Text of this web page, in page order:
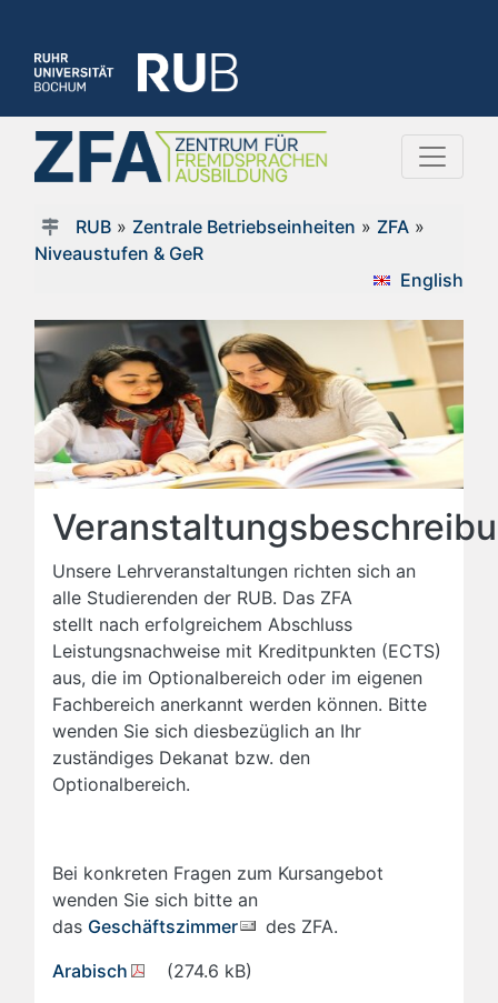
RUB» Zentrale Betriebseinheiten » ZFA»
Niveaustufen & GeR
English
Unsere Lehrveranstaltungen richten sich an
alle Studierenden der RUB. Das ZFA
stellt nach erfolgreichem Abschluss
Leistungsnachweise mit Kreditpunkten (ECTS)
aus, die im Optionalbereich oder im eigenen
Fachbereich anerkannt werden können. Bitte
wenden Sie sich diesbezüglich an Ihr
zuständiges Dekanat bzw. den
Optionalbereich.
Bei konkreten Fragen zum Kursangebot
wenden Sie sich bitte an
das Geschäftszimmer
des ZFA.
Arabisch
(274.6 kB)